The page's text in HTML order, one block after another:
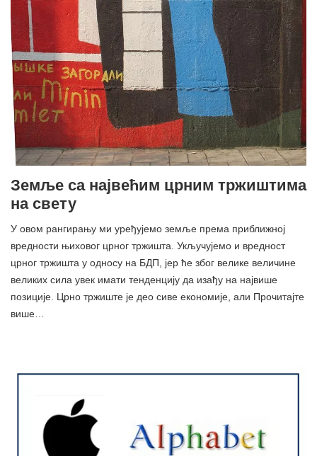
Земље са највећим црним тржиштима
на свету
У овом рангирању ми уређујемо земље према приближној
вредности њиховог црног тржишта. Укључујемо и вредност
црног тржишта у односу на БДП, јер ће због велике величине
великих сила увек имати тенденцију да изађу на највише
позиције. Црно тржиште је део сиве економије, али Прочитајте
више…